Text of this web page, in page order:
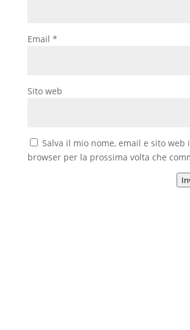
Email *
Sito web
Salva il mio nome, email e sito web
browser per la prossima volta che